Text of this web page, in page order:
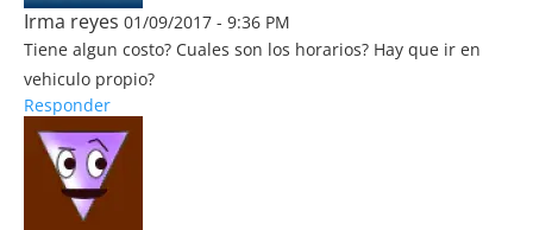
Irma reyes 01/09/2017 - 9:36 PM
Tiene algun costo? Cuales son los horarios? Hay que ir en
vehiculo propio?
Responder